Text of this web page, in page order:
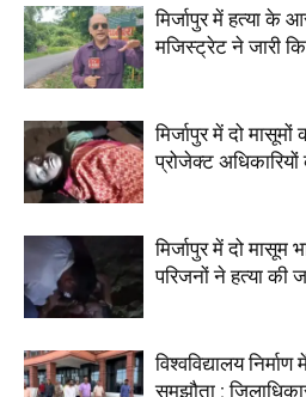
मिर्जापुर में हत्या के
मजिस्ट्रेट ने जारी
मिर्जापुर में दो
प्रोजेक्ट अधिकारियों
मिर्जापुर में दो
परिजनों ने हत्या की
विश्वविद्यालय
समझौता :